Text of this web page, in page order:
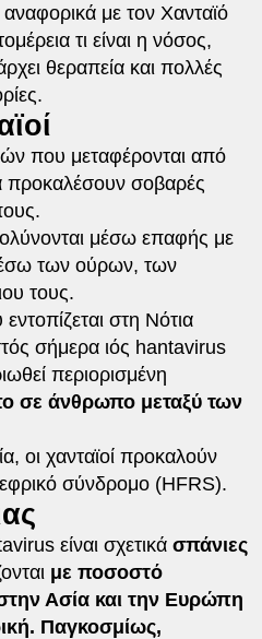
με τον Χανταϊό
τι είναι η νόσος,
θεραπεία και πολλές
που μεταφέρονται από
προκαλέσουν σοβαρές
μέσω επαφής με
των ούρων, των
τους.
στη Νότια
σήμερα ιός hantavirus
περιορισμένη
σε άνθρωπο μεταξύ των
οι χανταϊοί προκαλούν
σύνδρομο (HFRS).
είναι σχετικά σπάνιες
με ποσοστό
Ασία και την Ευρώπη
Παγκοσμίως,